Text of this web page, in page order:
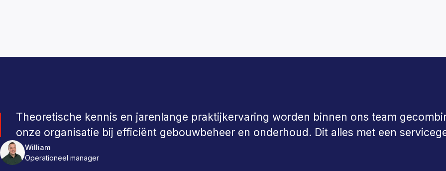
Theoretische kennis en jarenlange praktijkervaring worden binnen ons team
onze organisatie bij efficiënt gebouwbeheer en onderhoud. Dit alles met een
William
Operationeel manager
Robbert
Anne
PULSE Consultant
Roderik
Barry
Manager PULSE CORE